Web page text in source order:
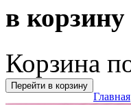
в корзину
Корзина
Перейти в корзину
Главная